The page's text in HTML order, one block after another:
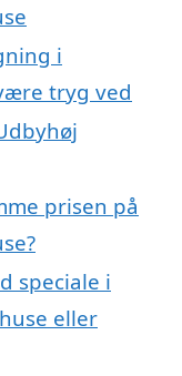
i
tryg ved
prisen på
speciale i
eller